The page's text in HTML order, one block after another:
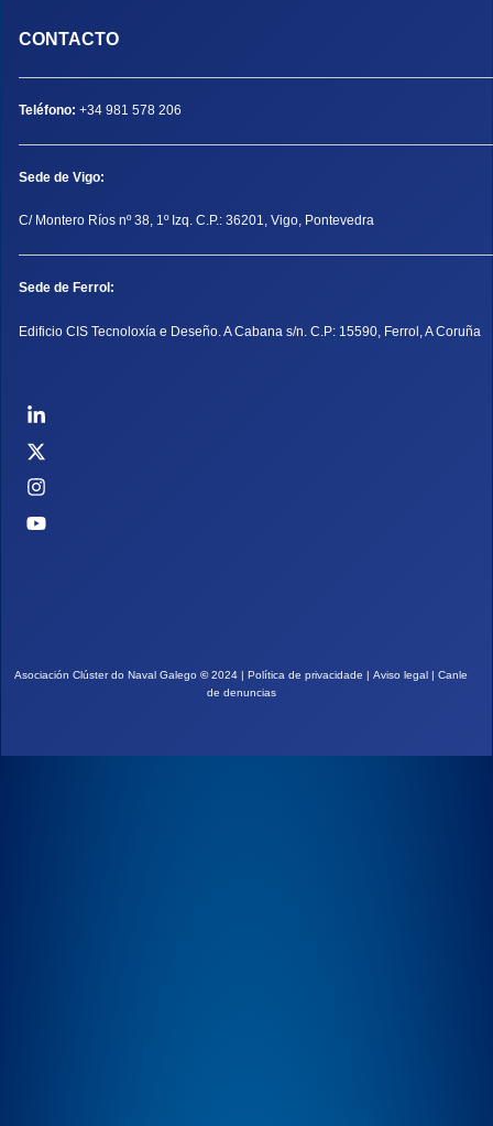
CONTACTO
Teléfono: +34 981 578 206
Sede de Vigo:
C/ Montero Ríos nº 38, 1º Izq. C.P.: 36201, Vigo, Pontevedra
Sede de Ferrol:
Edificio CIS Tecnoloxía e Deseño. A Cabana s/n. C.P: 15590, Ferrol, A Coruña
Asociación Clúster do Naval Galego ©2024 | Política de privacidade Aviso legal
Canle
de denuncias